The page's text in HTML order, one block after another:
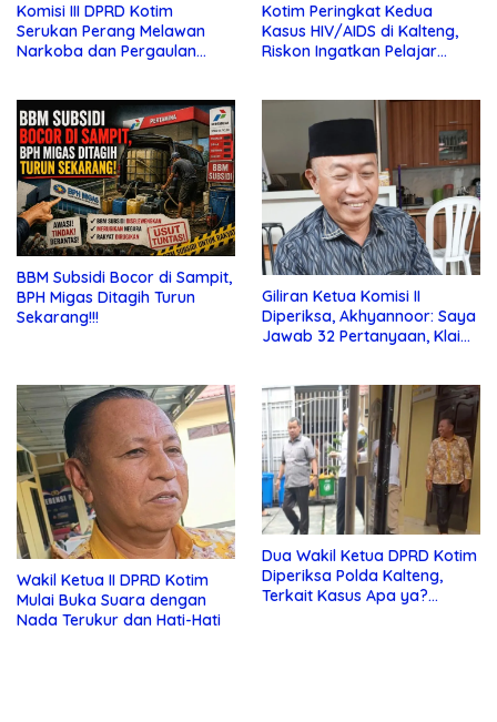
Komisi III DPRD Kotim
Serukan Perang Melawan
Narkoba dan Pergaulan
Kotim Peringkat Kedua
Kasus HIV/AIDS di Kalteng,
Riskon Ingatkan Pelajar
BBM Subsidi Bocor di Sampit,
BPH Migas Ditagih Turun
Sekarang!!!
Giliran Ketua Komisi II
Diperiksa, Akhyannoor: Saya
Jawab 32 Pertanyaan, Klaim
Wakil Ketua II DPRD Kotim
Mulai Buka Suara dengan
Nada Terukur dan Hati-Hati
Dua Wakil Ketua DPRD Kotim
Diperiksa Polda Kalteng,
Terkait Kasus Apa ya?…